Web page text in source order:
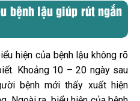
bệnh lậu giúp rút ngắn
hiện của bệnh lậu không rõ
Khoảng 10 – 20 ngày sau
bệnh mới thấy xuất hiện